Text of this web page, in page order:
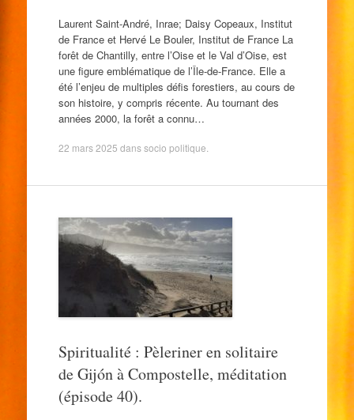
Laurent Saint-André, Inrae; Daisy Copeaux, Institut
de France et Hervé Le Bouler, Institut de France La
forêt de Chantilly, entre l’Oise et le Val d’Oise, est
une figure emblématique de l’Île-de-France. Elle a
été l’enjeu de multiples défis forestiers, au cours de
son histoire, y compris récente. Au tournant des
années 2000, la forêt a connu…
22 mars 2025 danssocio politique
Spiritualité : Pèleriner en solitaire
de Gijón à Compostelle, méditation
(épisode 40).